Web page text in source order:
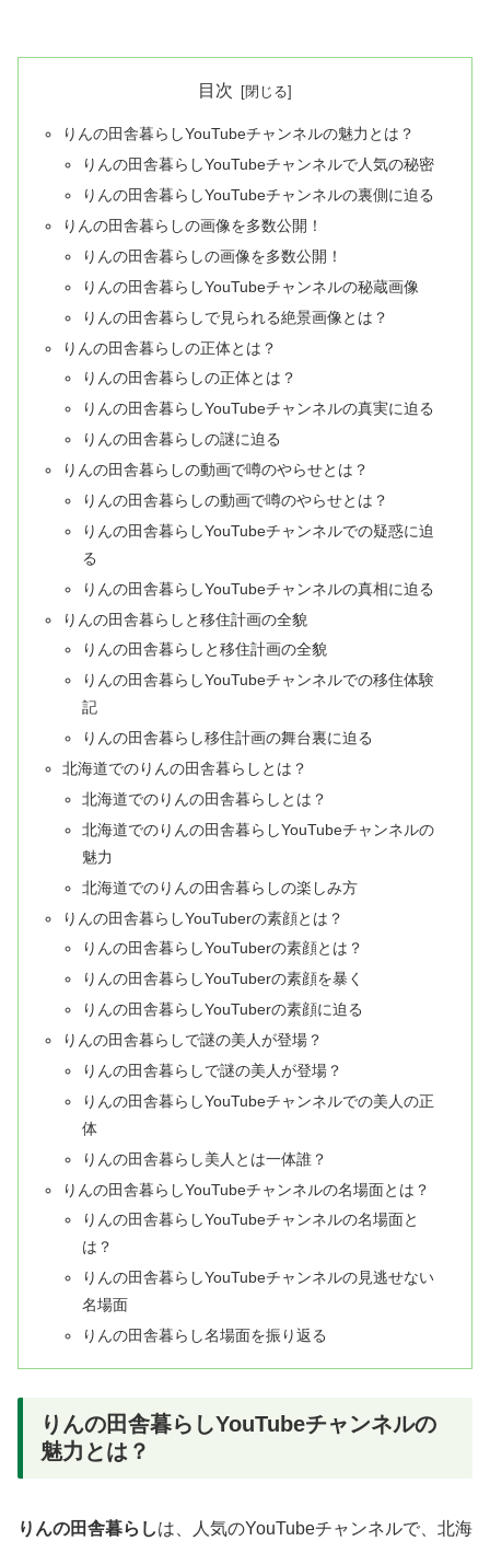
目次
りんの田舎暮らしYouTubeチャンネルの魅力とは？
りんの田舎暮らしYouTubeチャンネルで人気の秘密
りんの田舎暮らしYouTubeチャンネルの裏側に迫る
りんの田舎暮らしの画像を多数公開！
りんの田舎暮らしの画像を多数公開！
りんの田舎暮らしYouTubeチャンネルの秘蔵画像
りんの田舎暮らしで見られる絶景画像とは？
りんの田舎暮らしの正体とは？
りんの田舎暮らしの正体とは？
りんの田舎暮らしYouTubeチャンネルの真実に迫る
りんの田舎暮らしの謎に迫る
りんの田舎暮らしの動画で噂のやらせとは？
りんの田舎暮らしの動画で噂のやらせとは？
りんの田舎暮らしYouTubeチャンネルでの疑惑に迫
る
りんの田舎暮らしYouTubeチャンネルの真相に迫る
りんの田舎暮らしと移住計画の全貌
りんの田舎暮らしと移住計画の全貌
りんの田舎暮らしYouTubeチャンネルでの移住体験
記
りんの田舎暮らし移住計画の舞台裏に迫る
北海道でのりんの田舎暮らしとは？
北海道でのりんの田舎暮らしとは？
北海道でのりんの田舎暮らしYouTubeチャンネルの
魅力
北海道でのりんの田舎暮らしの楽しみ方
りんの田舎暮らしYouTuberの素顔とは？
りんの田舎暮らしYouTuberの素顔とは？
りんの田舎暮らしYouTuberの素顔を暴く
りんの田舎暮らしYouTuberの素顔に迫る
りんの田舎暮らしで謎の美人が登場？
りんの田舎暮らしで謎の美人が登場？
りんの田舎暮らしYouTubeチャンネルでの美人の正
体
りんの田舎暮らし美人とは一体誰？
りんの田舎暮らしYouTubeチャンネルの名場面とは？
りんの田舎暮らしYouTubeチャンネルの名場面と
は？
りんの田舎暮らしYouTubeチャンネルの見逃せない
名場面
りんの田舎暮らし名場面を振り返る
りんの田舎暮らしYouTubeチャンネルの
魅力とは？
りんの田舎暮らしは、人気のYouTubeチャンネルで、北海